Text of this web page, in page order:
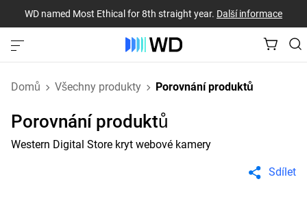
WD named Most Ethical for 8th straight year. Další informace
Domů Všechny produkty Porovnání produktů
Porovnání produktů
Western Digital Store kryt webové kamery
Sdílet